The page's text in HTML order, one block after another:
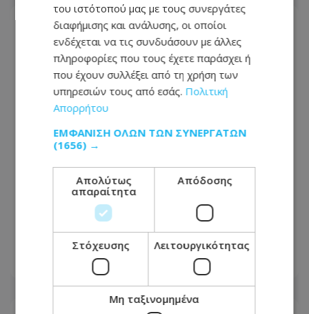
«Πυρά» ΔΗΣΥ κατά Χριστοδουλίδη:
«Απαράδεκτες, προσβλητικές και
εξόχως διχαστικές αναφορές»
09.08.2026 - 11:44
του ιστότοπού μας με τους συνεργάτες
διαφήμισης και ανάλυσης, οι οποίοι
ενδέχεται να τις συνδυάσουν με άλλες
πληροφορίες που τους έχετε παράσχει ή
που έχουν συλλέξει από τη χρήση των
υπηρεσιών τους από εσάς. Πολιτική
Απορρήτου
ΕΜΦΆΝΙΣΗ ΌΛΩΝ ΤΩΝ ΣΥΝΕΡΓΑΤΏΝ
(1656) →
Απολύτως
απαραίτητα
Απόδοσης
Στόχευσης Λειτουργικότητας
Μη ταξινομημένα